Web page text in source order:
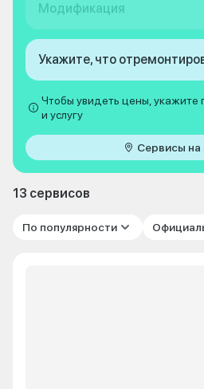
Модификация
Укажите, что
Чтобы увидеть цены, укажите
и услугу
Сервисы на
13 сервисов
По популярности